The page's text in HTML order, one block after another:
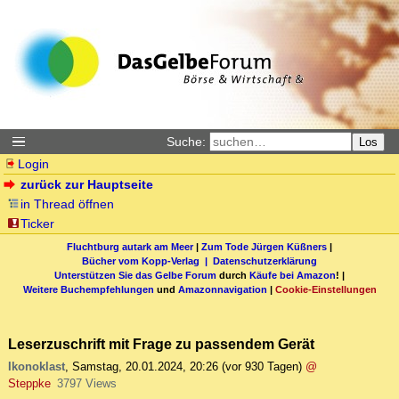
Suche: Los
Login
zurück zur Hauptseite
in Thread öffnen
Ticker
Fluchtburg autark am Meer| Zum Tode Jürgen Küßners |
Bücher vom Kopp-Verlag | Datenschutzerklärung
Unterstützen Sie das Gelbe Forum durch Käufe bei Amazon! |
Weitere Buchempfehlungen und Amazonnavigation | Cookie-Einstellungen
Leserzuschrift mit Frage zu passendem Gerät
Ikonoklast, Samstag, 20.01.2024, 20:26 (vor 930 Tagen) @
Steppke 3797 Views